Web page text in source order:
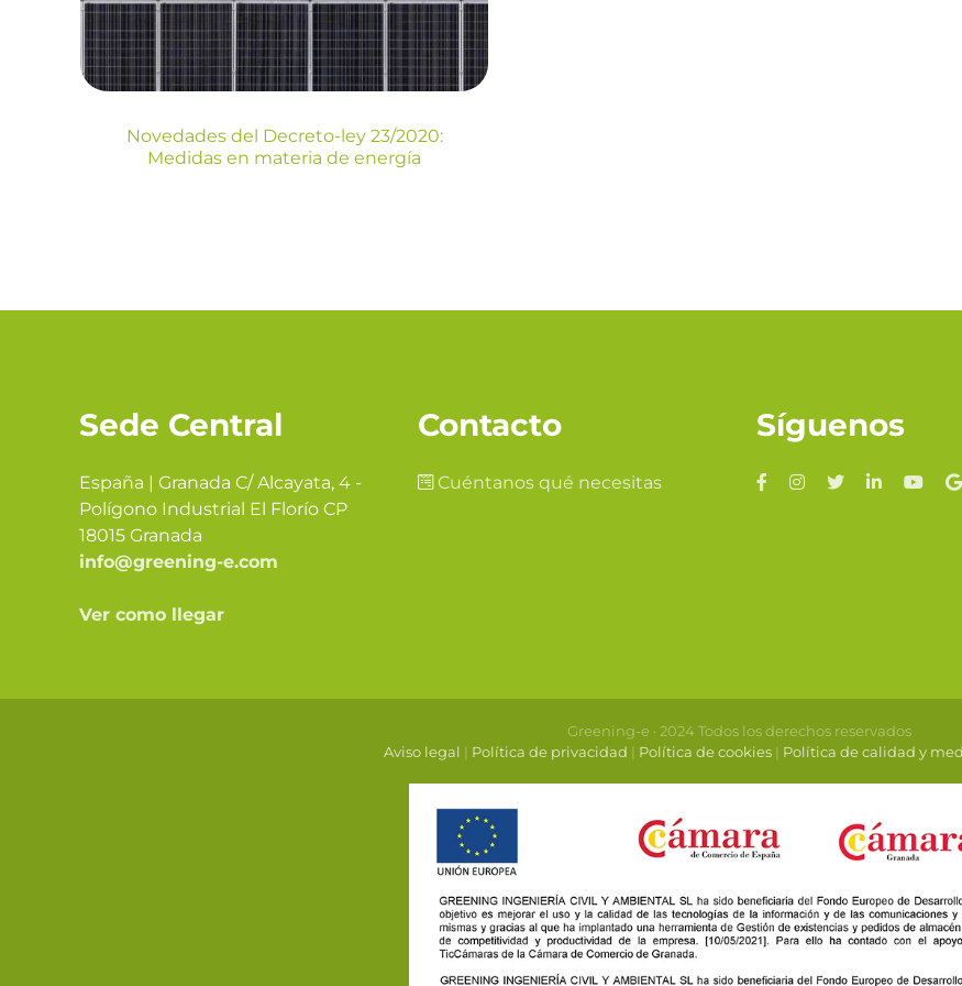
Blog Energia
Novedades del Decreto-ley 23/2020:
Medidas en materia de energía
Sede Central
España | Granada C/ Alcayata, 4 -
Polígono Industrial El Florío CP
18015 Granada
info@greening-e.com
Ver como llegar
Contacto
Cuéntanos qué necesitas
Síguenos
Greening-e · 2024 Todos los derechos reservados
Aviso legal | Política de privacidad | Política de cookies| Política de calidad y